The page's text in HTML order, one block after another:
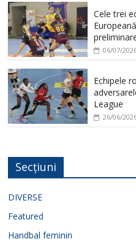
Cele trei
06/07/
Echipele
League
26/06/
Secțiuni
DIVERSE
Featured
Handbal feminin